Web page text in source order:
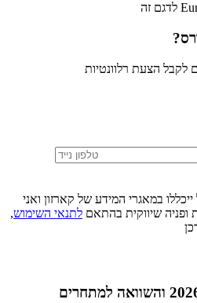
?
לקבל הצעת רלוונטיות
במאגרי המידע של קארזון ואני
ופניה שיווקית בהתאם לתנאי השימוש,